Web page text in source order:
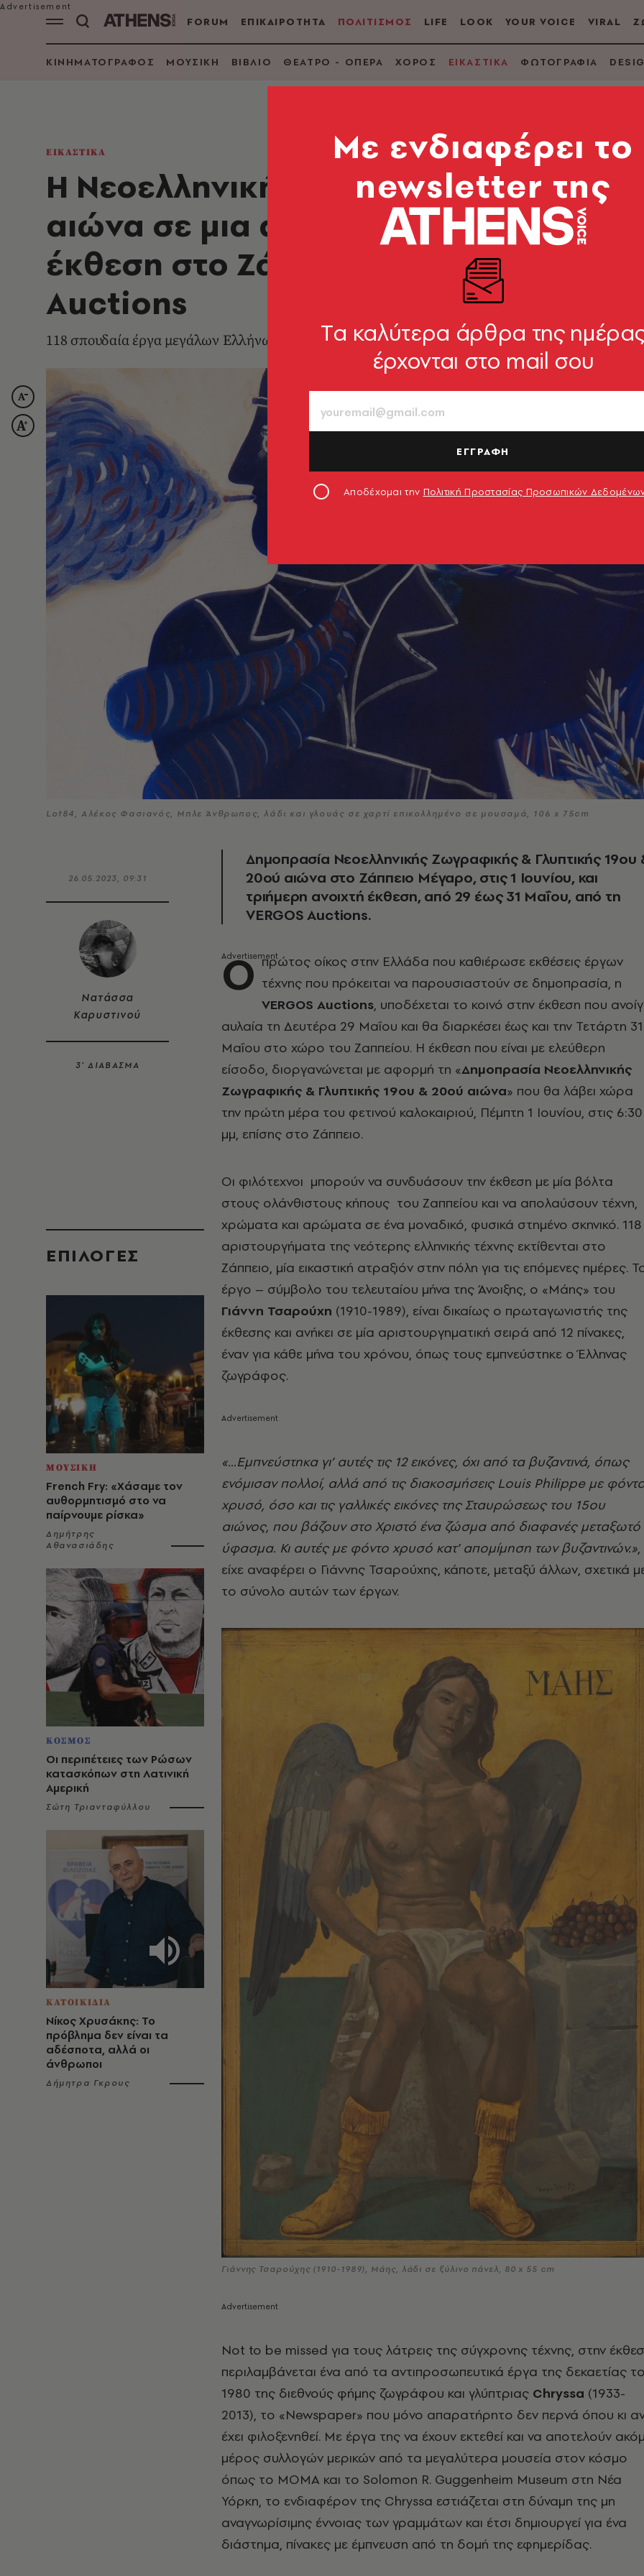
FORUM ΕΠΙΚΑΙΡΟΤΗΤΑ ΠΟΛΙΤΙΣΜΟΣ LIFE LOOK YOUR VOICE VIRAL
ΚΙΝΗΜΑΤΟΓΡΑΦΟΣ ΜΟΥΣΙΚΗ ΒΙΒΛΙΟ ΘΕΑΤΡΟ - ΟΠΕΡΑ ΧΟΡΟΣ ΕΙΚΑΣΤΙΚΑ ΦΩΤΟΓΡΑΦΙΑ
ΕΙΚΑΣΤΙΚΑ
Η Νεοελληνική Τέχνη του 19ου και
αιώνα σε μια ανοιχτή δημοπρασία κι
έκθεση στο Ζάππειο από τη VERGOS
Auctions
118 σπουδαία έργα μεγάλων Ελλήνων δημιουργών σε μία τριήμερη έκθεση με ελεύθερη είσοδο
Lot84, Αλέκος Φασιανός, Μπλε Άνθρωπος, λάδι και γλουάς σε χαρτί επικολλημένο σε μουσαμά, 106 x 75cm
26.05.2023, 09:31
Νατάσσα
Καρυστινού
3’ ΔΙΑΒΑΣΜΑ
EΠΙΛΟΓΈΣ
ΜΟΥΣΙΚΗ
French Fry: «Χάσαμε τον
αυθορμητισμό στο να
παίρνουμε ρίσκα»
Δημήτρης
Αθανασιάδης
ΚΟΣΜΟΣ
Οι περιπέτειες των Ρώσων
κατασκόπων στη Λατινική
Αμερική
Σώτη Τριανταφύλλου
ΚΑΤΟΙΚΙΔΙΑ
Νίκος Χρυσάκης: Το
πρόβλημα δεν είναι τα
αδέσποτα, αλλά οι
άνθρωποι
Δήμητρα Γκρους
Δημοπρασία Νεοελληνικής Ζωγραφικής & Γλυπτικής 19oυ
20ού αιώνα στο Ζάππειο Μέγαρο, στις 1 Ιουνίου, και
τριήμερη ανοιχτή έκθεση, από 29 έως 31 Μαΐου, από τη
VERGOS Auctions.
Ο πρώτος οίκος στην Ελλάδα που καθιέρωσε εκθέσεις έργων
τέχνης που πρόκειται να παρουσιαστούν σε δημοπρασία, η
VERGOS Auctions, υποδέχεται το κοινό στην έκθεση που
αυλαία τη Δευτέρα 29 Μαΐου και θα διαρκέσει έως και την Τετάρτη 31
Μαΐου στο χώρο του Ζαππείου. Η έκθεση που είναι με ελεύθερη
είσοδο, διοργανώνεται με αφορμή τη «Δημοπρασία Νεοελληνικής
Ζωγραφικής & Γλυπτικής 19oυ & 20ού αιώνα» που θα λάβει χώρα
την πρώτη μέρα του φετινού καλοκαιριού, Πέμπτη 1 Ιουνίου, στις 6:30
μμ, επίσης στο Ζάππειο.
Οι φιλότεχνοι μπορούν να συνδυάσουν την έκθεση με μία βόλτα
στους ολάνθιστους κήπους του Ζαππείου και να απολαύσουν τέχνη,
χρώματα και αρώματα σε ένα μοναδικό, φυσικά στημένο σκηνικό. 118
αριστουργήματα της νεότερης ελληνικής τέχνης εκτίθενται στο
Ζάππειο, μία εικαστική ατραξιόν στην πόλη για τις επόμενες ημέρες.
έργο – σύμβολο του τελευταίου μήνα της Άνοιξης, ο «Μάης» του
Γιάννη Τσαρούχη (1910-1989), είναι δικαίως ο πρωταγωνιστής της
έκθεσης και ανήκει σε μία αριστουργηματική σειρά από 12 πίνακες,
έναν για κάθε μήνα του χρόνου, όπως τους εμπνεύστηκε ο Έλληνας
ζωγράφος.
«...Εμπνεύστηκα γι’ αυτές τις 12 εικόνες, όχι από τα βυζαντινά, όπως
ενόμισαν πολλοί, αλλά από τις διακοσμήσεις Louis Philippe με
χρυσό, όσο και τις γαλλικές εικόνες της Σταυρώσεως του 15ου
αιώνος, που βάζουν στο Χριστό ένα ζώσμα από διαφανές μεταξωτό
ύφασμα. Κι αυτές με φόντο χρυσό κατ’ απομίμηση των βυζαντινών.»,
είχε αναφέρει ο Γιάννης Τσαρούχης, κάποτε, μεταξύ άλλων, σχετικά
το σύνολο αυτών των έργων.
Γιάννης Τσαρούχης (1910-1989), Μάης, λάδι σε ξύλινο πάνελ, 80 x 55 cm
Not to be missed για τους λάτρεις της σύγχρονης τέχνης, στην
περιλαμβάνεται ένα από τα αντιπροσωπευτικά έργα της δεκαετίας
1980 της διεθνούς φήμης ζωγράφου και γλύπτριας Chryssa (1933-
2013), το «Newspaper» που μόνο απαρατήρητο δεν περνά όπου κι
έχει φιλοξενηθεί. Με έργα της να έχουν εκτεθεί και να αποτελούν
μέρος συλλογών μερικών από τα μεγαλύτερα μουσεία στον κόσμο
όπως το ΜΟΜΑ και το Solomon R. Guggenheim Museum στη Νέα
Υόρκη, το ενδιαφέρον της Chryssa εστιάζεται στη δύναμη της μη
αναγνωρίσιμης έννοιας των γραμμάτων και έτσι δημιουργεί για ένα
διάστημα, πίνακες με έμπνευση από τη δομή της εφημερίδας.
Mε ενδιαφέρει το
newsletter της
Tα καλύτερα άρθρα της
έρχονται στο mail σου
ΕΓΓΡΑΦΗ
Αποδέχομαι την Πολιτική Προστασίας Προσωπικών